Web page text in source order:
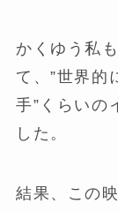
かくゆう私
て、”世界的
手”くらいの
した。
結果、この